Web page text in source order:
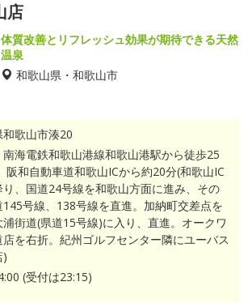
店
体質改善とリフレッシュ効果が期待できる天然
温泉
和歌山県・和歌山市
歌山市湊20
南海電鉄和歌山港線和歌山港駅から徒歩25
阪和自動車道和歌山ICから約20分(和歌山IC
り、国道24号線を和歌山方面に進み、その
145号線、138号線を直進。加納町交差点を
街道(県道15号線)に入り、直進。オークワ
店を右折。紀州ゴルフセンター隣にユーバス
)
(受付は23:15)